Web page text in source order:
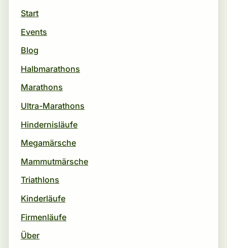
Start
Events
Blog
Halbmarathons
Marathons
Ultra-Marathons
Hindernisläufe
Megamärsche
Mammutmärsche
Triathlons
Kinderläufe
Firmenläufe
Über